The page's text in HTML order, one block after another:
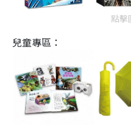
點擊
兒童專區：